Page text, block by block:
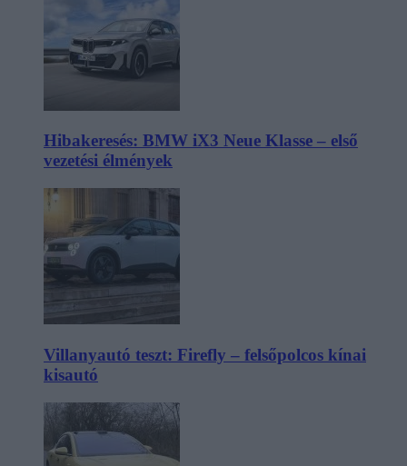
Hibakeresés: BMW iX3 Neue Klasse – első
vezetési élmények
Villanyautó teszt: Firefly – felsőpolcos kínai
kisautó